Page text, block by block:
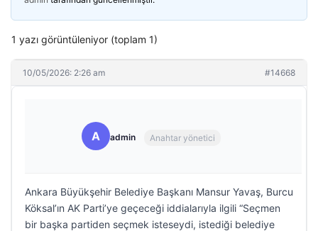
1 yazı görüntüleniyor (toplam 1)
10/05/2026: 2:26 am #14668
A admin Anahtar yönetici
Ankara Büyükşehir Belediye Başkanı Mansur Yavaş, Burcu
Köksal’ın AK Parti’ye geçeceği iddialarıyla ilgili “Seçmen
bir başka partiden seçmek isteseydi, istediği belediye